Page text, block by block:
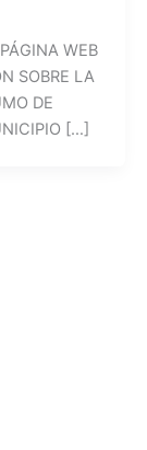
WEB
SOBRE LA
DE
[…]